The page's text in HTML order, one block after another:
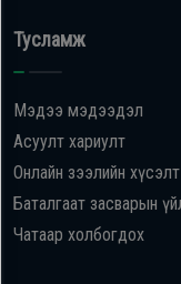
Тусламж
Мэдээ мэдээдэл
Асуулт хариулт
Онлайн зээлийн хүсэлт
Баталгаат засварын
Чатаар холбогдох